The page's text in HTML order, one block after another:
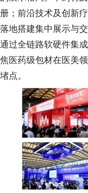
册；前沿技术及创新
落地搭建集中展示与
通过全链路软硬件集
焦医药级包材在医美
堵点。